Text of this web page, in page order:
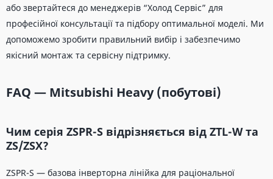
або звертайтеся до менеджерів “Холод Сервіс” для
професійної консультації та підбору оптимальної моделі. Ми
допоможемо зробити правильний вибір і забезпечимо
якісний монтаж та сервісну підтримку.
FAQ — Mitsubishi Heavy (побутові)
Чим серія ZSPR-S відрізняється від ZTL-W та
ZS/ZSX?
ZSPR-S — базова інверторна лінійка для раціональної